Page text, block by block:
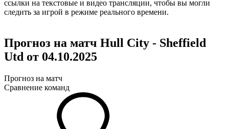
ссылки на текстовые и видео трансляции, чтобы вы могли
следить за игрой в режиме реального времени.
Прогноз на матч Hull City - Sheffield
Utd от 04.10.2025
Прогноз на матч
Сравнение команд